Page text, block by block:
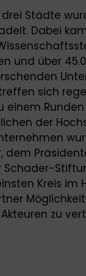
Städte
Dabei
und über
sich
Runden
der
dem
Kreis im
zu